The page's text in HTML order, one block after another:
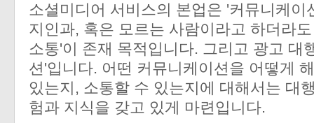
소셜미디어 서비스의 본업은 '커뮤니케
지인과, 혹은 모르는 사람이라고 하더라
소통'이 존재 목적입니다. 그리고 광고 대
션'입니다. 어떤 커뮤니케이션을 어떻게
있는지, 소통할 수 있는지에 대해서는 대
험과 지식을 갖고 있게 마련입니다.